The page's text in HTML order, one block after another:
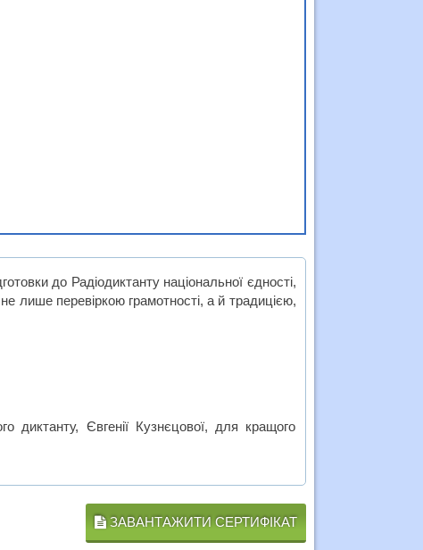
до Радіодиктанту національної єдності,
лише перевіркою грамотності, а й традицією,
диктанту, Євгенії Кузнєцової, для кращого
ЗАВАНТАЖИТИ СЕРТИФІКАТ